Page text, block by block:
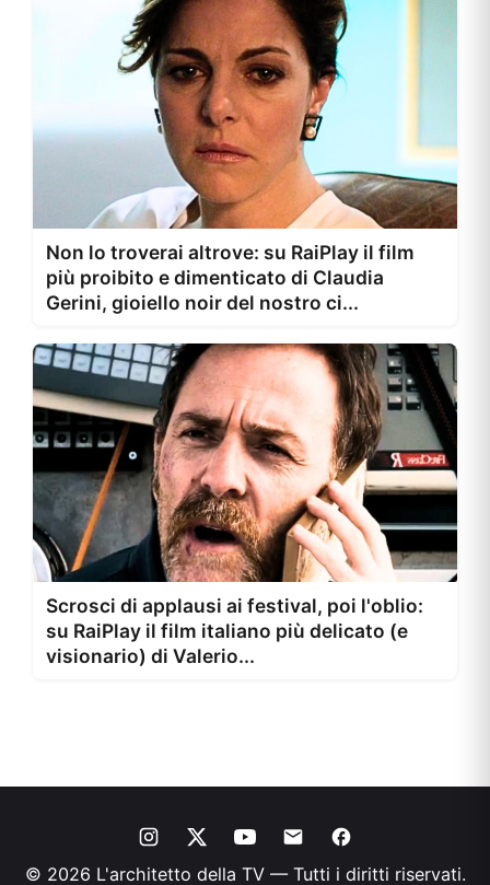
Non lo troverai altrove: su RaiPlay il film
più proibito e dimenticato di Claudia
Gerini, gioiello noir del nostro ci...
Scrosci di applausi ai festival, poi l'oblio:
su RaiPlay il film italiano più delicato (e
visionario) di Valerio...
© 2026 L'architetto della TV — Tutti i diritti riservati.